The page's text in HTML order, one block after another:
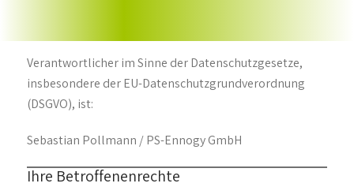
Verantwortlicher im Sinne der Datenschutzgesetze,
insbesondere der EU-Datenschutzgrundverordnung
(DSGVO), ist:
Sebastian Pollmann / PS-Ennogy GmbH
Ihre Betroffenenrechte